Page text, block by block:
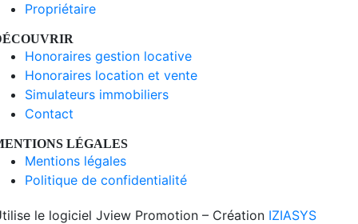
Propriétaire
Honoraires gestion locative
Honoraires location et vente
Simulateurs immobiliers
Contact
LÉGALES
Mentions légales
Politique de confidentialité
le logiciel Jview Promotion – Création IZIASYS